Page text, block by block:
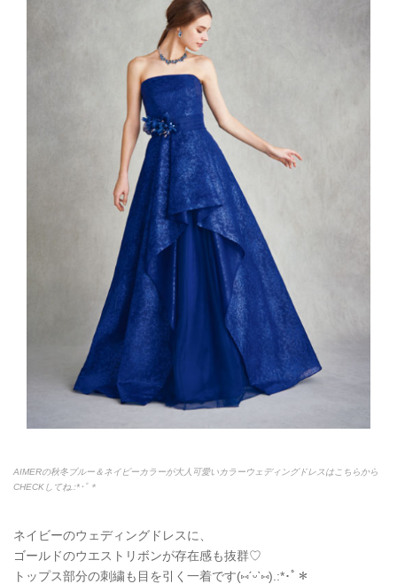
AIMERの秋冬ブルー＆ネイビーカラーが大人可愛いカラーウェディングドレスはこちらから
CHECKしてね.:*･ﾟ＊
ネイビーのウェディングドレスに、
ゴールドのウエストリボンが存在感も抜群♡
トップス部分の刺繍も目を引く一着です(⑅ˊᵕˋ⑅).:*･ﾟ＊